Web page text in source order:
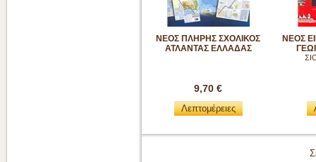
ΝΕΟΣ ΠΛΗΡΗΣ ΣΧΟΛΙΚΟΣ
ΑΤΛΑΝΤΑΣ ΕΛΛΑΔΑΣ
9,70 €
Λεπτομέρειες
ΝΕΟΣ